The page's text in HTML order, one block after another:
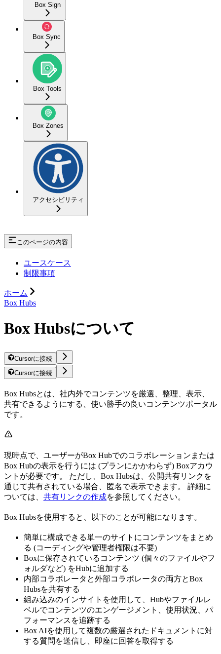
Box Sign
Box Sync
Box Tools
Box Zones
アクセシビリティ
このページの内容
ユースケース
制限事項
ホーム
Box Hubs
Box Hubsについて
Cursorに接続
Cursorに接続
Box Hubsとは、社内外でコンテンツを厳選、整理、表示、
共有できるようにする、使い勝手の良いコンテンツポータル
です。
現時点で、ユーザーがBox Hubでのコラボレーションまたは
Box Hubの表示を行うには (プランにかかわらず) Boxアカウ
ントが必要です。 ただし、Box Hubsは、公開共有リンクを
通じて共有されている場合、匿名で表示できます。 詳細に
ついては、 共有リンクの作成を参照してください。
Box Hubsを使用すると、以下のことが可能になります。
簡単に構成できる単一のサイトにコンテンツをまとめ
る (コーディングや管理者権限は不要)
Boxに保存されているコンテンツ (個々のファイルやフ
ォルダなど) をHubに追加する
内部コラボレータと外部コラボレータの両方とBox
Hubsを共有する
組み込みのインサイトを使用して、Hubやファイルレ
ベルでコンテンツのエンゲージメント、使用状況、パ
フォーマンスを追跡する
Box AIを使用して複数の厳選されたドキュメントに対
する質問を送信し、即座に回答を取得する